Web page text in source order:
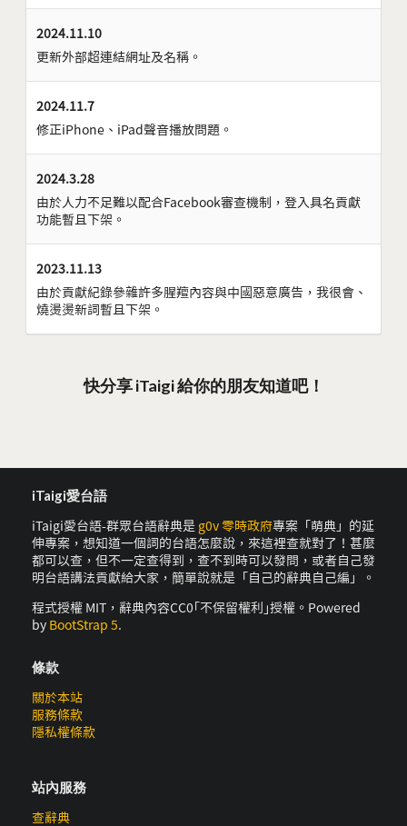
2024.11.10
更新外部超連結網址及名稱。
2024.11.7
修正iPhone、iPad聲音播放問題。
2024.3.28
由於人力不足難以配合Facebook審查機制，登入具名貢獻
功能暫且下架。
2023.11.13
由於貢獻紀錄參雜許多腥羶內容與中國惡意廣告，我很會、
燒燙燙新詞暫且下架。
快分享 iTaigi 給你的朋友知道吧！
iTaigi愛台語
iTaigi愛台語-群眾台語辭典是 g0v 零時政府專案「萌典」的延
伸專案，想知道一個詞的台語怎麼說，來這裡查就對了！甚麼
都可以查，但不一定查得到，查不到時可以發問，或者自己發
明台語講法貢獻給大家，簡單說就是「自己的辭典自己編」。
程式授權 MIT，辭典內容CC0｢不保留權利｣授權。Powered
by BootStrap 5.
條款
關於本站
服務條款
隱私權條款
站內服務
查辭典